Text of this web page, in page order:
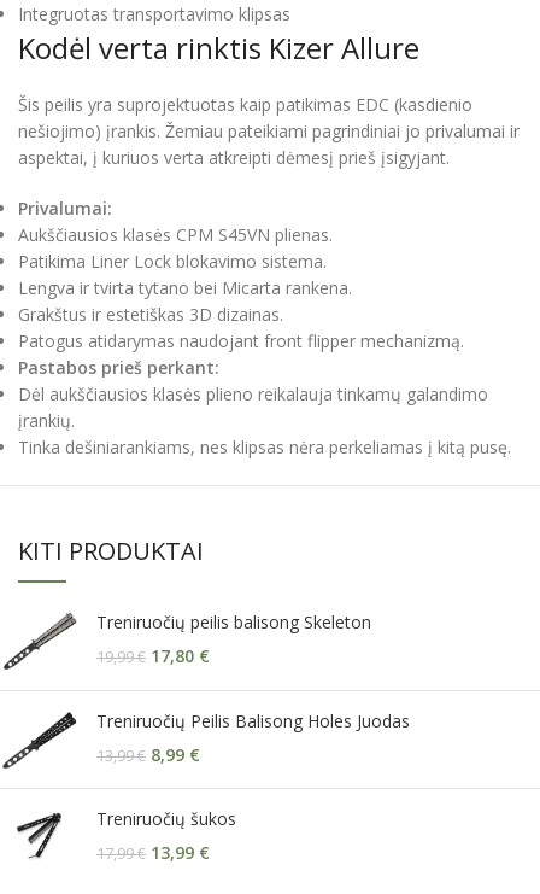
Integruotas transportavimo klipsas
Kodėl verta rinktis Kizer Allure
Šis peilis yra suprojektuotas kaip patikimas EDC (kasdienio
nešiojimo) įrankis. Žemiau pateikiami pagrindiniai jo privalumai ir
aspektai, į kuriuos verta atkreipti dėmesį prieš įsigyjant.
Privalumai:
Aukščiausios klasės CPM S45VN plienas.
Patikima Liner Lock blokavimo sistema.
Lengva ir tvirta tytano bei Micarta rankena.
Grakštus ir estetiškas 3D dizainas.
Patogus atidarymas naudojant front flipper mechanizmą.
Pastabos prieš perkant:
Dėl aukščiausios klasės plieno reikalauja tinkamų galandimo
įrankių.
Tinka dešiniarankiams, nes klipsas nėra perkeliamas į kitą pusę.
KITI PRODUKTAI
Treniruočių peilis balisong Skeleton
19,99€ 17,80 €
Treniruočių Peilis Balisong Holes Juodas
13,99€ 8,99 €
Treniruočių šukos
17,99€ 13,99 €